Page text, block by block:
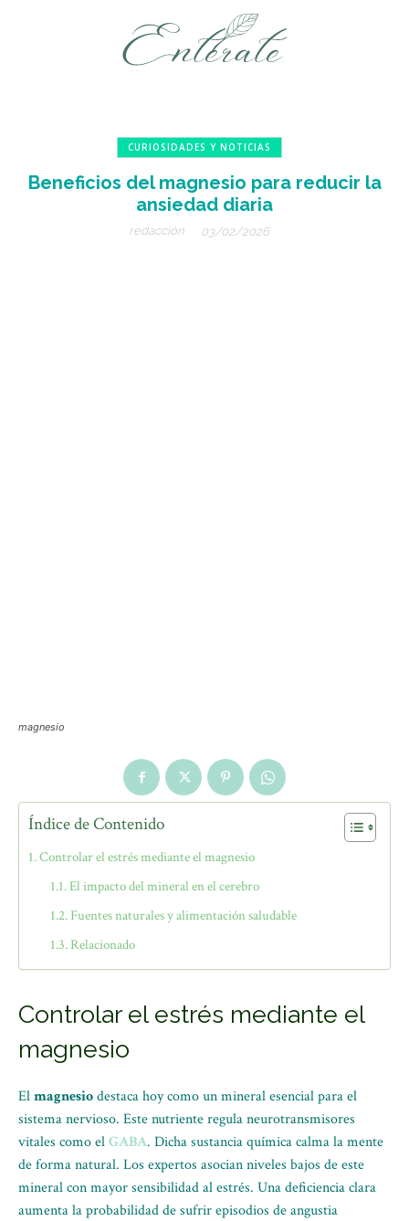
CURIOSIDADES Y NOTICIAS
Beneficios del magnesio para reducir la
ansiedad diaria
redacción 03/02/2026
magnesio
Índice de Contenido
Controlar el estrés mediante el magnesio
El impacto del mineral en el cerebro
Fuentes naturales y alimentación saludable
Relacionado
Controlar el estrés mediante el
magnesio
Elmagnesiodestaca hoy como un mineral esencial para el
sistema nervioso. Este nutriente regula neurotransmisores
vitales como elGABA. Dicha sustancia química calma la mente
de forma natural. Los expertos asocian niveles bajos de este
mineral con mayor sensibilidad al estrés. Una deficiencia clara
aumenta la probabilidad de sufrir episodios de angustia